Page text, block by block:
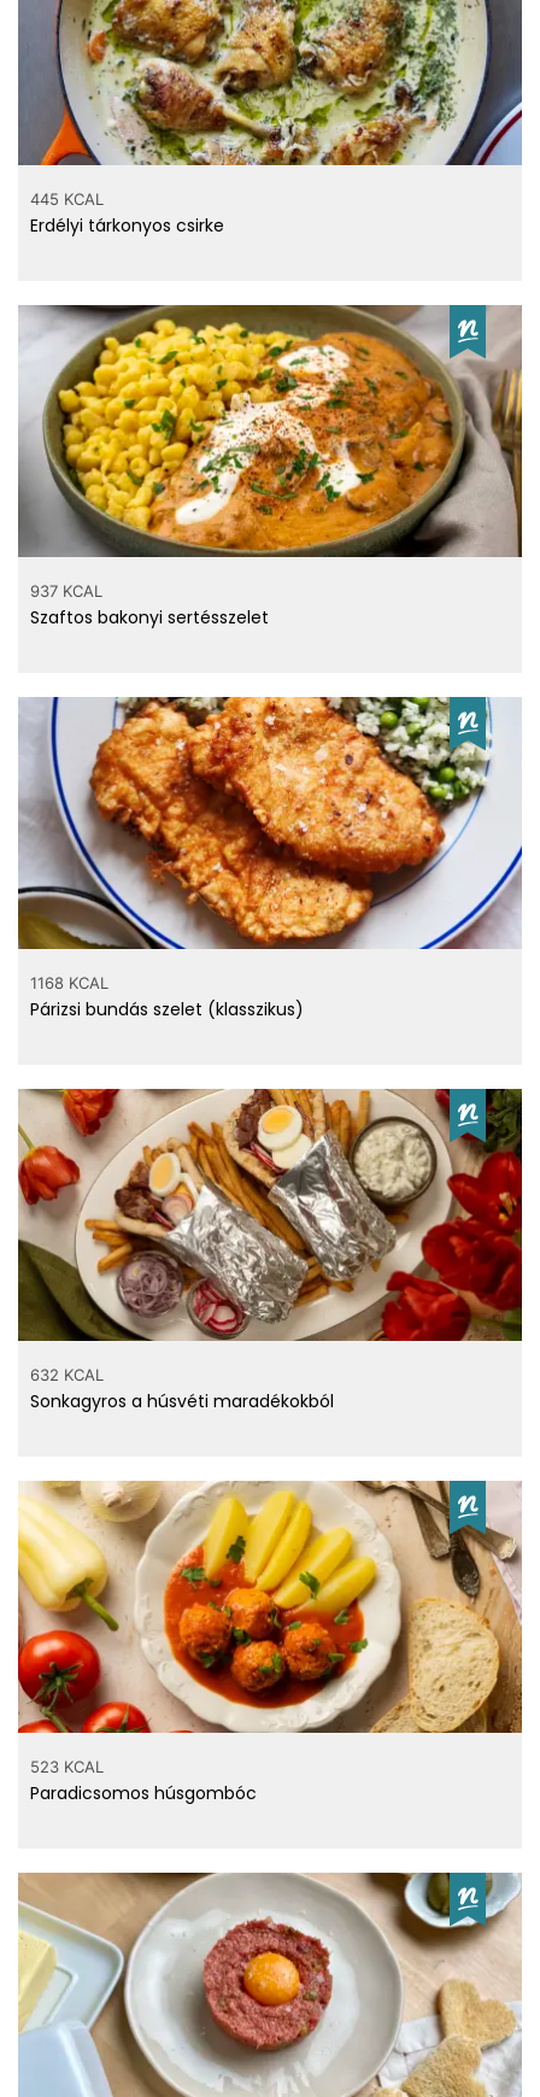
445 KCAL
Erdélyi tárkonyos csirke
937 KCAL
Szaftos bakonyi sertésszelet
1168 KCAL
Párizsi bundás szelet (klasszikus)
632 KCAL
Sonkagyros a húsvéti maradékokból
523 KCAL
Paradicsomos húsgombóc